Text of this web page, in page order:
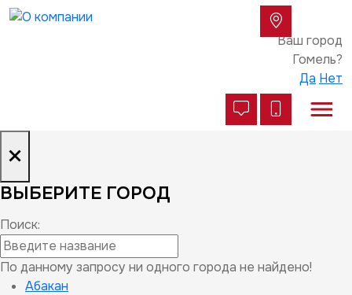
Ваш город
Гомель?
Да Нет
×
ВЫБЕРИТЕ ГОРОД
Поиск:
По данному запросу ни одного города не найдено!
Абакан